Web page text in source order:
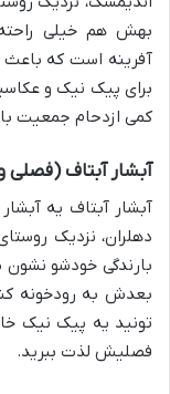
بهش هم خیلی
آفرینه است که
برای پیک نیک و
کمی ازدحام جمعیت
آبشار آبتاف (فصلی
آبشار آبتاف یه
دهلران، نزدیک
بارندگی خودشو نشون
بعدش به رودخونه
تونید یه پیک نیک
فصلیش لذت ببرید.